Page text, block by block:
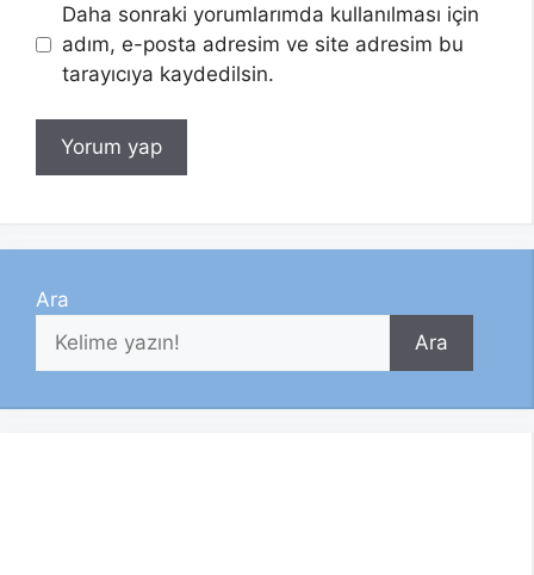
Daha sonraki yorumlarımda kullanılması için
adım, e-posta adresim ve site adresim bu
tarayıcıya kaydedilsin.
Ara
Ara